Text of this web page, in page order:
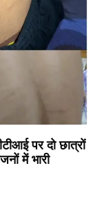
पर दो छात्रों
में भारी